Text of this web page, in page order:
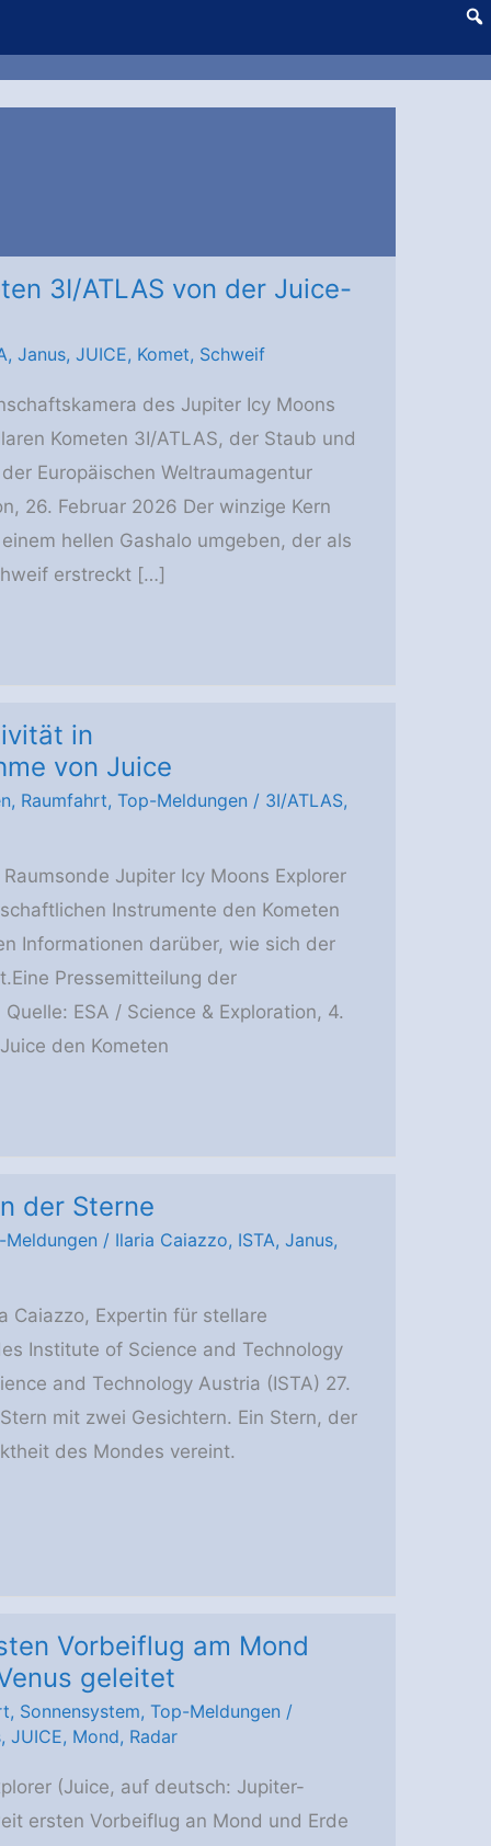
3I/ATLAS von der Juice-
, Janus, JUICE, Komet, Schweif
des Jupiter Icy Moons
Kometen 3I/ATLAS, der Staub und
Europäischen Weltraumagentur
26. Februar 2026 Der winzige Kern
hellen Gashalo umgeben, der als
erstreckt […]
in
von Juice
, Raumfahrt, Top-Meldungen / 3I/ATLAS,
Jupiter Icy Moons Explorer
Instrumente den Kometen
Informationen darüber, wie sich der
Pressemitteilung der
ESA / Science & Exploration, 4.
den Kometen
der Sterne
Meldungen / Ilaria Caiazzo, ISTA, Janus,
Caiazzo, Expertin für stellare
Institute of Science and Technology
and Technology Austria (ISTA) 27.
mit zwei Gesichtern. Ein Stern, der
des Mondes vereint.
Vorbeiflug am Mond
geleitet
, Sonnensystem, Top-Meldungen /
, JUICE, Mond, Radar
(Juice, auf deutsch: Jupiter-
ersten Vorbeiflug an Mond und Erde